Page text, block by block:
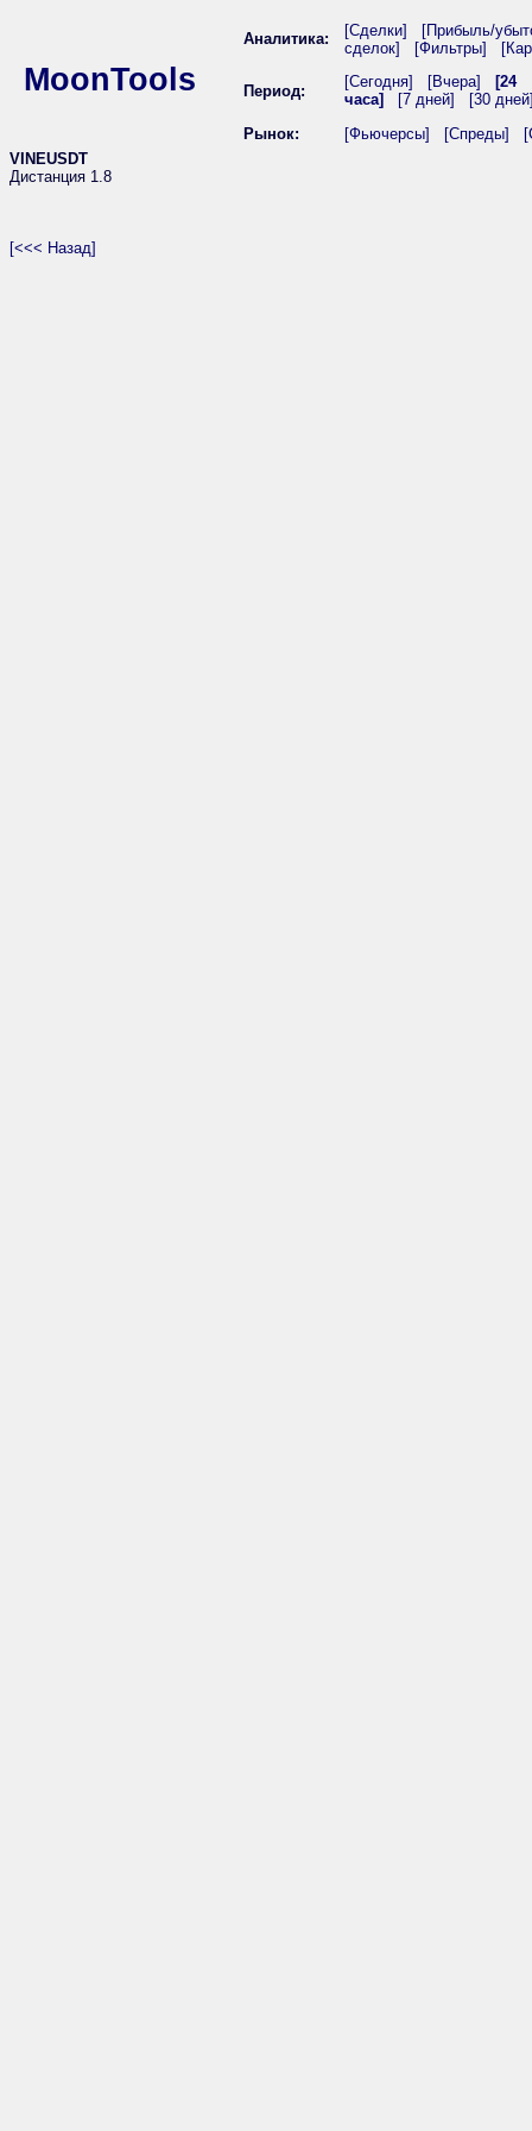
MoonTools
Аналитика: [Сделки]
[Прибыль/
сделок]
[Фильтры]
Период:
[Сегодня] [Вчера]
[24
часа]
[7 дней]
[30
Рынок:
[Фьючерсы] [Спреды]
VINEUSDT
Дистанция 1.8
[<<< Назад]